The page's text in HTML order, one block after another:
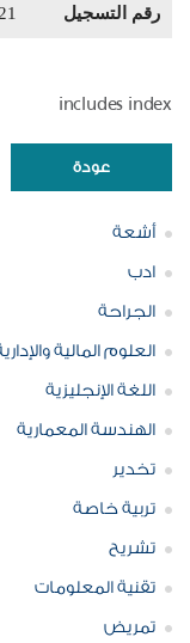
رقم التسجيل
includes index
عودة
أشعة
ادب
الجراحة
العلوم المالية
اللغة الإنجليزية
الهندسة المعمارية
تخدير
تربية خاصة
تشريح
تقنية المعلومات
تمريض